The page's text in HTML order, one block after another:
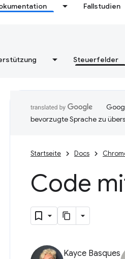
Fallstudien
Steuerfelder
bevorzugte Sprache zu
Startseite Docs
Code
Kayce Basques